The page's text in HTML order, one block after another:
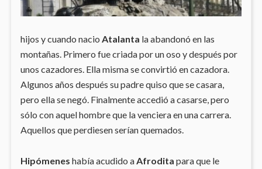
hijos y cuando nacio Atalanta la abandonó en las
montañas. Primero fue criada por un oso y después por
unos cazadores. Ella misma se convirtió en cazadora.
Algunos años después su padre quiso que se casara,
pero ella se negó. Finalmente accedió a casarse, pero
sólo con aquel hombre que la venciera en una carrera.
Aquellos que perdiesen serían quemados.
Hipómenes había acudido aAfrodita para que le